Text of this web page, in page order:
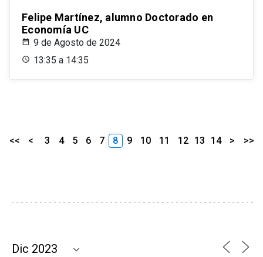
Felipe Martínez, alumno Doctorado en
Economía UC
9 de Agosto de 2024
13:35 a 14:35
<< < 3 4 5 6 7 8 9 10 11 12 13 14 > >>